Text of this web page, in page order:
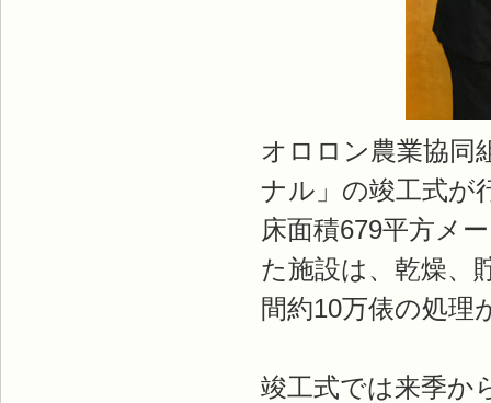
オロロン農業協同
ナル」の竣工式が
床面積679平方メ
た施設は、乾燥、
間約10万俵の処理
竣工式では来季か